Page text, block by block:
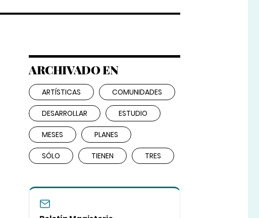
ARCHIVADO EN
ARTÍSTICAS COMUNIDADES
DESARROLLAR ESTUDIO
MESES PLANES
SÓLO TIENEN TRES